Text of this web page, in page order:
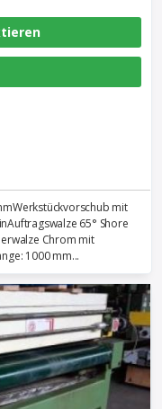
mit
65° Shore
Chrom mit
1000 mm...